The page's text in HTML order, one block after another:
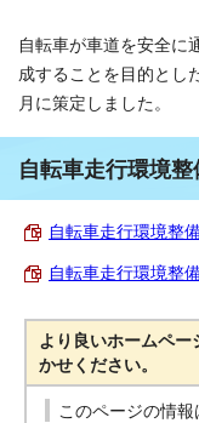
自転車が車道を安全に
成することを目的とし
月に策定しました。
自転車走行環境整
自転車走行環境整
自転車走行環境整
より良いホームペ
かせください。
このページの情